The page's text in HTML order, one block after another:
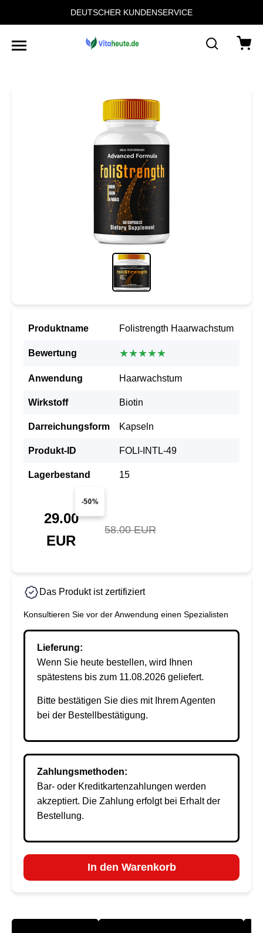
DEUTSCHER KUNDENSERVICE
Produktname Folistrength Haarwachstum
Bewertung ★★★★★
Anwendung Haarwachstum
Wirkstoff Biotin
Darreichungsform Kapseln
Produkt-ID FOLI-INTL-49
Lagerbestand 15
-50%
29.00
EUR
58.00 EUR
Das Produkt ist zertifiziert
Konsultieren Sie vor der Anwendung einen Spezialisten
Lieferung:
Wenn Sie heute bestellen, wird Ihnen
spätestens bis zum 11.08.2026 geliefert.
Bitte bestätigen Sie dies mit Ihrem Agenten
bei der Bestellbestätigung.
Zahlungsmethoden:
Bar- oder Kreditkartenzahlungen werden
akzeptiert. Die Zahlung erfolgt bei Erhalt der
Bestellung.
In den Warenkorb